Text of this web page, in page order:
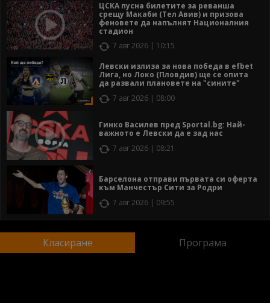
ЦСКА пусна билетите за реванша
срещу Макаби (Тел Авив) и призова
феновете да напълнят Националния
стадион
7 авг 2026 | 10:15
Левски излиза за нова победа в efbet
Лига, но Локо (Пловдив) ще се опита
да развали плановете на "сините"
7 авг 2026 | 08:00
Гинко Василев пред Sportal.bg: Най-
важното е Левски да е зад нас
7 авг 2026 | 08:21
Барселона отправи първата си оферта
към Манчестър Сити за Родри
7 авг 2026 | 09:55
Класиране Програма